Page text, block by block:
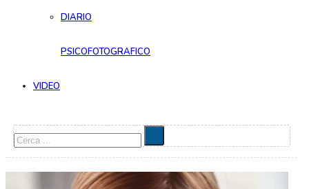
DIARIO
PSICOFOTOGRAFICO
VIDEO
Cerca